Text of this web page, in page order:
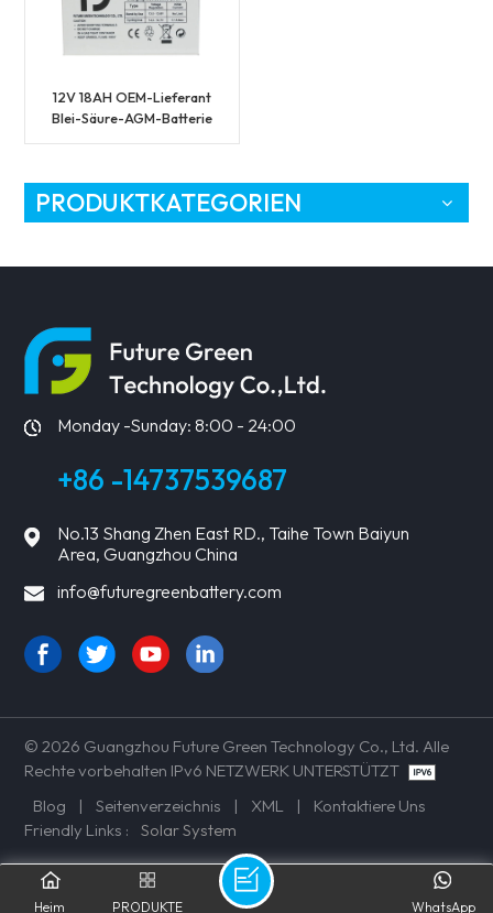
12V 18AH OEM-Lieferant
Blei-Säure-AGM-Batterie
PRODUKTKATEGORIEN
Monday -Sunday: 8:00 - 24:00
+86 -14737539687
No.13 Shang Zhen East RD., Taihe Town Baiyun
Area, Guangzhou China
info@futuregreenbattery.com
© 2026 Guangzhou Future Green Technology Co., Ltd. Alle
Rechte vorbehalten IPv6 NETZWERK UNTERSTÜTZT
Blog
| Seitenverzeichnis | XML |
Kontaktiere Uns
Friendly Links :
Solar System
Heim PRODUKTE WhatsApp